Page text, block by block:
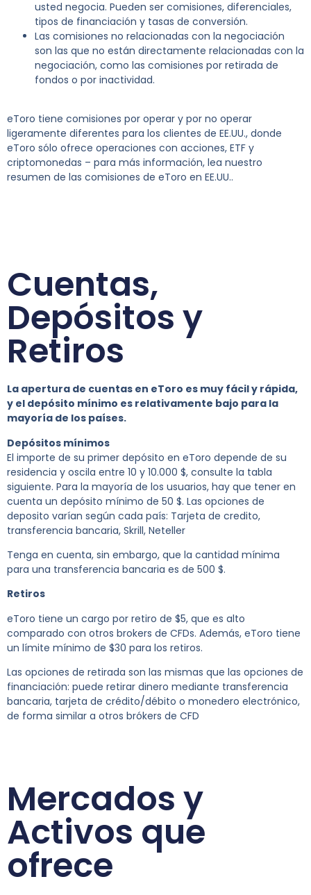
usted negocia. Pueden ser comisiones, diferenciales,
tipos de financiación y tasas de conversión.
Las comisiones no relacionadas con la negociación
son las que no están directamente relacionadas con la
negociación, como las comisiones por retirada de
fondos o por inactividad.
eToro tiene comisiones por operar y por no operar
ligeramente diferentes para los clientes de EE.UU., donde
eToro sólo ofrece operaciones con acciones, ETF y
criptomonedas – para más información, lea nuestro
resumen de las comisiones de eToro en EE.UU..
Cuentas,
Depósitos y
Retiros
La apertura de cuentas en eToro es muy fácil y rápida,
y el depósito mínimo es relativamente bajo para la
mayoría de los países.
Depósitos mínimos
El importe de su primer depósito en eToro depende de su
residencia y oscila entre 10 y 10.000 $, consulte la tabla
siguiente. Para la mayoría de los usuarios, hay que tener en
cuenta un depósito mínimo de 50 $. Las opciones de
deposito varían según cada país: Tarjeta de credito,
transferencia bancaria, Skrill, Neteller
Tenga en cuenta, sin embargo, que la cantidad mínima
para una transferencia bancaria es de 500 $.
Retiros
eToro tiene un cargo por retiro de $5, que es alto
comparado con otros brokers de CFDs. Además, eToro tiene
un límite mínimo de $30 para los retiros.
Las opciones de retirada son las mismas que las opciones de
financiación: puede retirar dinero mediante transferencia
bancaria, tarjeta de crédito/débito o monedero electrónico,
de forma similar a otros brókers de CFD
Mercados y
Activos que
ofrece